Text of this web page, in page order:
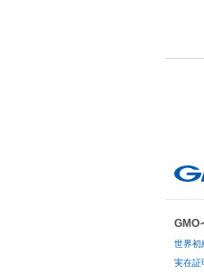
GMO
世界初
実在証